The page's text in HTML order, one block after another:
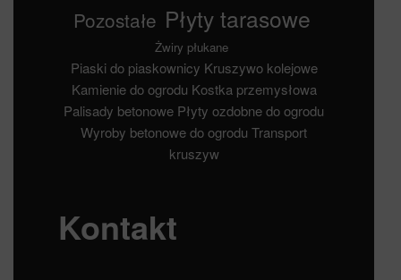
Pozostałe Płyty tarasowe
Żwiry płukane
Piaski do piaskownicy Kruszywo kolejowe
Kamienie do ogrodu Kostka przemysłowa
Palisady betonowe Płyty ozdobne do ogrodu
Wyroby betonowe do ogrodu Transport
kruszyw
Kontakt